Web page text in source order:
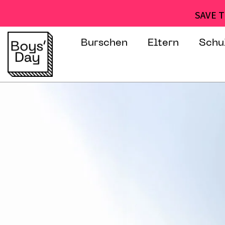
SAVE
Burschen Eltern